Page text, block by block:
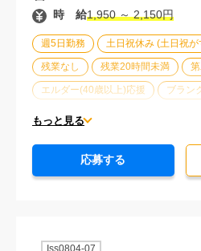
週5日勤務 土日祝休み (土日祝
残業なし 残業20時間未満
エルダー(40歳以上)応援 ブラン
駅から徒歩5分以内
未経験歓迎
もっと見る
時 給1,950 ～ 2,150円
応募する
Iss0804-07